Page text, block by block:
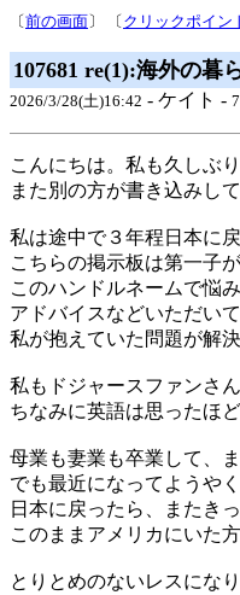
〔前の画面〕 〔 クリックポイン
107681 re(1):海外の暮
2026/3/28(土)16:42 - ケイト -
こんにちは。私も久しぶ
また別の方が書き込みし
私は途中で３年程日本に
こちらの掲示板は第一子
このハンドルネームで悩
アドバイスなどいただい
私が抱えていた問題が解
私もドジャースファンさ
ちなみに英語は思ったほ
母業も妻業も卒業して、
でも最近になってようや
日本に戻ったら、またき
このままアメリカにいた
とりとめのないレスにな